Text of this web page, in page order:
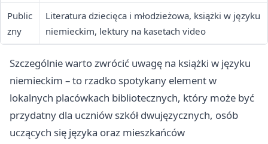
Public
zny
Literatura dziecięca i młodzieżowa, książki w języku
niemieckim, lektury na kasetach video
Szczególnie warto zwrócić uwagę na książki w języku
niemieckim – to rzadko spotykany element w
lokalnych placówkach bibliotecznych, który może być
przydatny dla uczniów szkół dwujęzycznych, osób
uczących się języka oraz mieszkańców